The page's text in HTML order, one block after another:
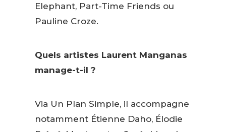
Elephant, Part-Time Friends ou
Pauline Croze.
Quels artistes Laurent Manganas
manage-t-il ?
Via Un Plan Simple, il accompagne
notamment Étienne Daho, Élodie